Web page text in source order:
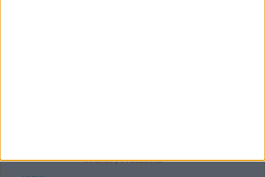
Infantil y Preescolar